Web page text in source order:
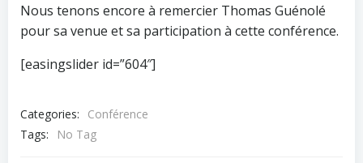
Nous tenons encore à remercier Thomas Guénolé
pour sa venue et sa participation à cette conférence.
[easingslider id=”604″]
Categories:
Conférence
Tags:
No Tag